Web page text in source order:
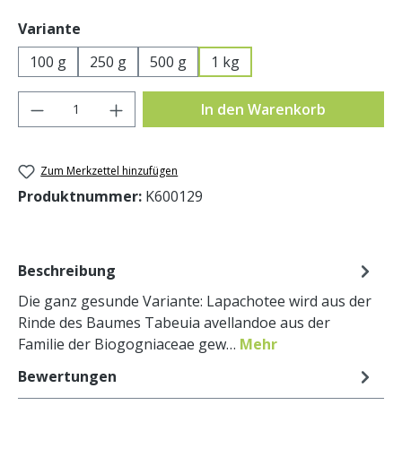
Variante
100 g
250 g 500 g 1 kg
Produkt Anzahl: Gib den gewünschten
In den Warenkorb
Zum Merkzettel hinzufügen
Produktnummer: K600129
Beschreibung
Die ganz gesunde Variante: Lapachotee wird aus der
Rinde des Baumes Tabeuia avellandoe aus der
Familie der Biogogniaceae gew… Mehr
Bewertungen